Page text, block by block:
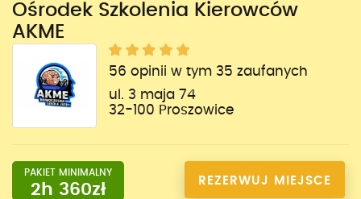
Ośrodek Szkolenia Kierowców
AKME
56 opinii w tym 35 zaufanych
ul. 3 maja 74
32-100 Proszowice
PAKIET MINIMALNY
2h 360zł REZERWUJ MIEJSCE